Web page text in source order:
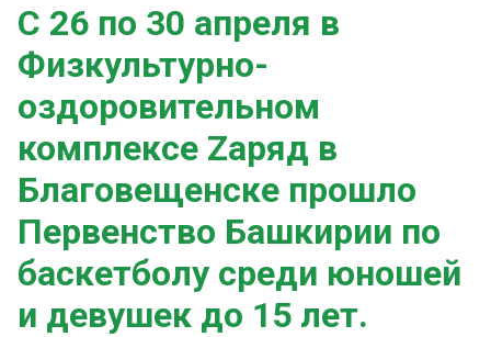
С 26 по 30 апреля в
Физкультурно-
оздоровительном
комплексе Zаряд в
Благовещенске прошло
Первенство Башкирии по
баскетболу среди юношей
и девушек до 15 лет.